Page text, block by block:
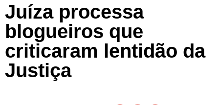
Juíza processa
blogueiros que
criticaram lentidão da
Justiça